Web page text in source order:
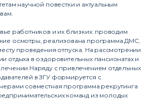
научной повестки и актуальным
работников и их близких: проводим
осмотры, реализована программа ДМС,
проведения отпуска. На рассмотрении
отдыха в оздоровительных пансионатах и
с привлечением отдельных
в ЗГУ формируется с
совместная программа рекрутинга
команд из молодых